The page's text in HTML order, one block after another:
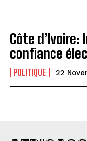
Côte
confiance
POLITIQUE 22